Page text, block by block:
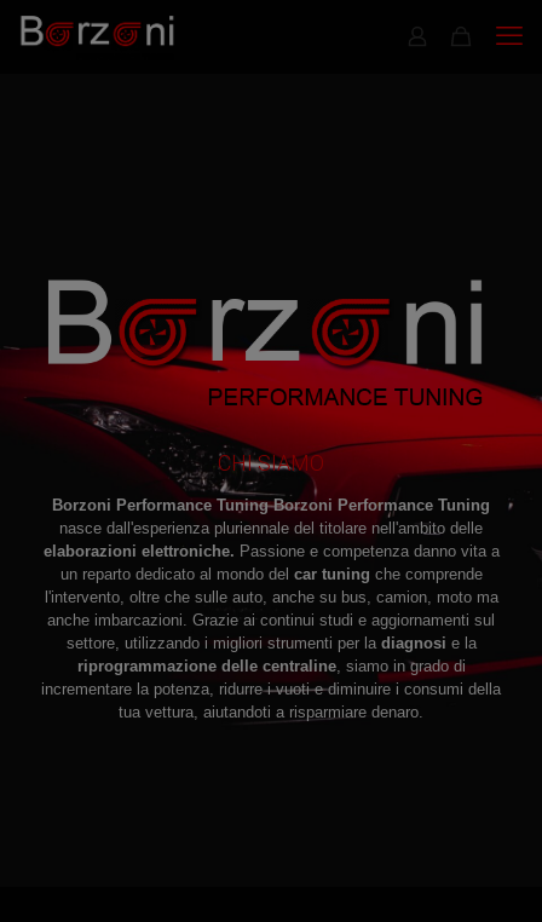
CHI SIAMO
Borzoni Performance Tuning Borzoni Performance Tuning
nasce dall'esperienza pluriennale del titolare nell'ambito delle
elaborazioni elettroniche. Passione e competenza danno vita a
un reparto dedicato al mondo del car tuning che comprende
l'intervento, oltre che sulle auto, anche su bus, camion, moto ma
anche imbarcazioni. Grazie ai continui studi e aggiornamenti sul
settore, utilizzando i migliori strumenti per la diagnosi e la
riprogrammazione delle centraline, siamo in grado di
incrementare la potenza, ridurre i vuoti e diminuire i consumi della
tua vettura, aiutandoti a risparmiare denaro.